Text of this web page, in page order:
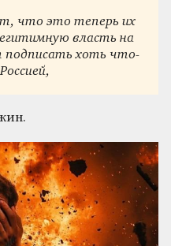
что это теперь их
власть на
подписать хоть что-